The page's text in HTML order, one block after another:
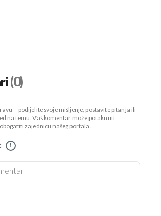
(0)
– podijelite svoje mišljenje, postavite pitanja ili
na temu. Vaš komentar može potaknuti
zajednicu našeg portala.
!